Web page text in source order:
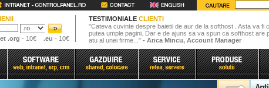
.org - 10€ .eu - 10€
TESTIMONIALE CLIENTI
"Cateva cuvinte despre baietii de aur de la softhost . Asta va fi
putea umple pagini. Dar e de ajuns sa va spun ca softhost are
atu al unei firme..." - Anca Mincu, Account Manager